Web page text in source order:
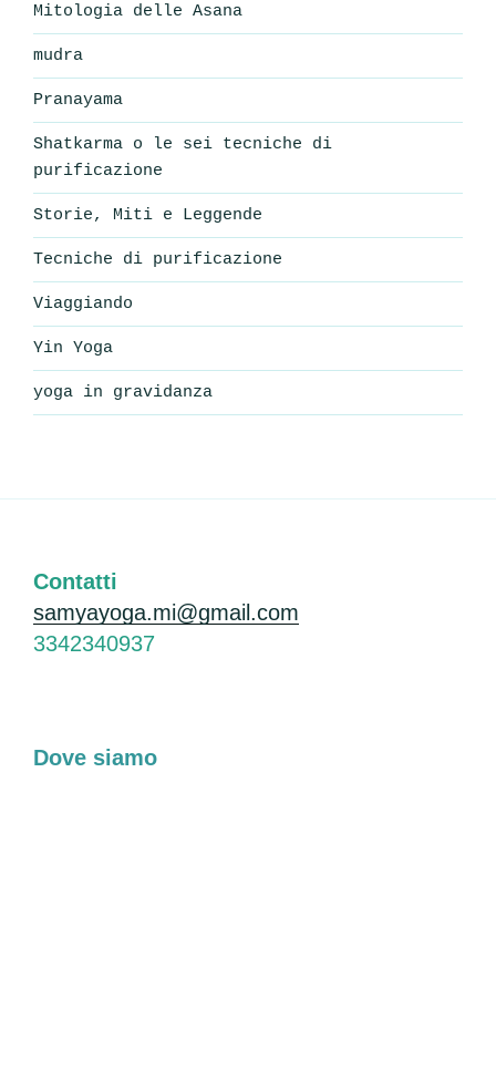
Mitologia delle Asana
mudra
Pranayama
Shatkarma o le sei tecniche di
purificazione
Storie, Miti e Leggende
Tecniche di purificazione
Viaggiando
Yin Yoga
yoga in gravidanza
Contatti
samyayoga.mi@gmail.com
3342340937
Dove siamo